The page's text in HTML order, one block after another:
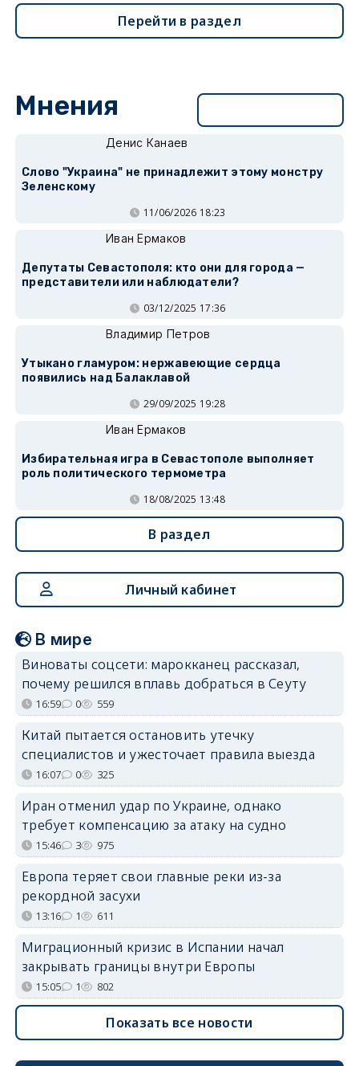
Перейти в раздел
Мнения
Денис Канаев
Слово "Украина" не принадлежит этому монстру
Зеленскому
11/06/2026 18:23
Иван Ермаков
Депутаты Севастополя: кто они для города —
представители или наблюдатели?
03/12/2025 17:36
Владимир Петров
Утыкано гламуром: нержавеющие сердца
появились над Балаклавой
29/09/2025 19:28
Иван Ермаков
Избирательная игра в Севастополе выполняет
роль политического термометра
18/08/2025 13:48
В раздел
Личный кабинет
В мире
Виноваты соцсети: марокканец рассказал,
почему решился вплавь добраться в Сеуту
16:59 0 559
Китай пытается остановить утечку
специалистов и ужесточает правила выезда
16:07 0 325
Иран отменил удар по Украине, однако
требует компенсацию за атаку на судно
15:46 3 975
Европа теряет свои главные реки из-за
рекордной засухи
13:16 1 611
Миграционный кризис в Испании начал
закрывать границы внутри Европы
15:05 1 802
Показать все новости